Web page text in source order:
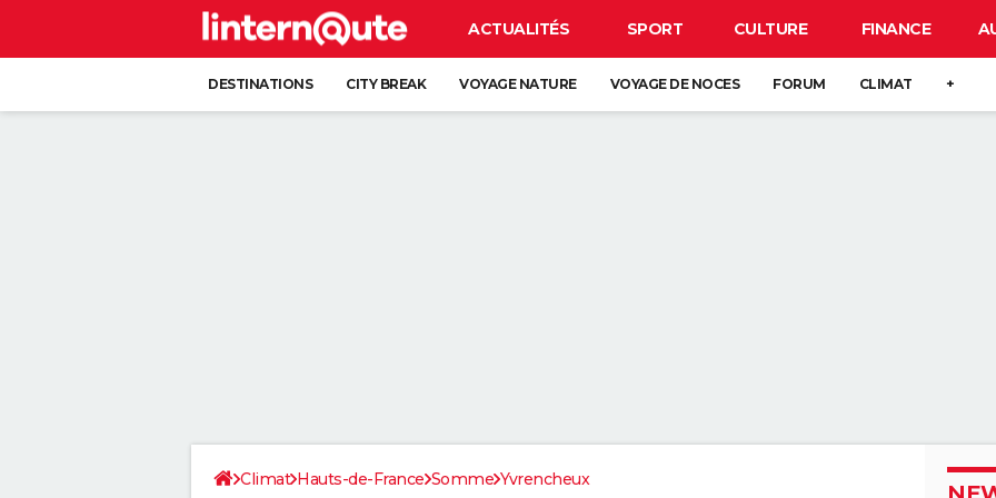
ACTUALITÉS SPORT CULTURE FINANCE
DESTINATIONS CITY BREAK VOYAGE NATURE VOYAGE DE NOCES FORUM CLIMAT +
Climat Hauts-de-France Somme Yvrencheux